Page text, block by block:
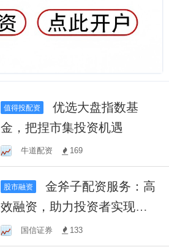
值得投配资
优选大盘指数基
金，把捏市集投资机遇
牛道配资 169
股市融资
金斧子配资服务：高
效融资，助力投资者实现财
富增值国信证券 133